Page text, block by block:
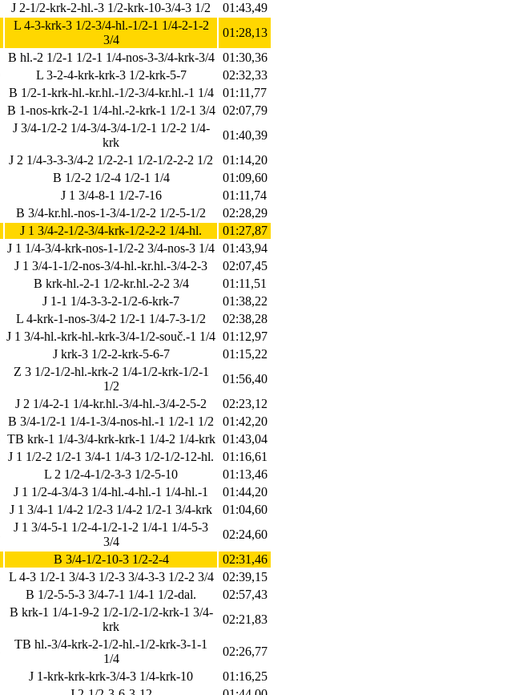
J 2-1/2-krk-2-hl.-3 1/2-krk-10-3/4-3 1/2
01:43,49
L 4-3-krk-3 1/2-3/4-hl.-1/2-1 1/4-2-1-2
3/4
01:28,13
B hl.-2 1/2-1 1/2-1 1/4-nos-3-3/4-krk-3/4
01:30,36
L 3-2-4-krk-krk-3 1/2-krk-5-7
02:32,33
B 1/2-1-krk-hl.-kr.hl.-1/2-3/4-kr.hl.-1 1/4
01:11,77
B 1-nos-krk-2-1 1/4-hl.-2-krk-1 1/2-1 3/4 02:07,79
J 3/4-1/2-2 1/4-3/4-3/4-1/2-1 1/2-2 1/4-
krk
01:40,39
J 2 1/4-3-3-3/4-2 1/2-2-1 1/2-1/2-2-2 1/2
01:14,20
B 1/2-2 1/2-4 1/2-1 1/4
01:09,60
J 1 3/4-8-1 1/2-7-16
01:11,74
B 3/4-kr.hl.-nos-1-3/4-1/2-2 1/2-5-1/2
02:28,29
J 1 3/4-2-1/2-3/4-krk-1/2-2-2 1/4-hl.
01:27,87
J 1 1/4-3/4-krk-nos-1-1/2-2 3/4-nos-3 1/4 01:43,94
J 1 3/4-1-1/2-nos-3/4-hl.-kr.hl.-3/4-2-3
02:07,45
B krk-hl.-2-1 1/2-kr.hl.-2-2 3/4
01:11,51
J 1-1 1/4-3-3-2-1/2-6-krk-7
01:38,22
L 4-krk-1-nos-3/4-2 1/2-1 1/4-7-3-1/2
02:38,28
J 1 3/4-hl.-krk-hl.-krk-3/4-1/2-souč.-1 1/4 01:12,97
J krk-3 1/2-2-krk-5-6-7
01:15,22
Z 3 1/2-1/2-hl.-krk-2 1/4-1/2-krk-1/2-1
1/2
01:56,40
J 2 1/4-2-1 1/4-kr.hl.-3/4-hl.-3/4-2-5-2
02:23,12
B 3/4-1/2-1 1/4-1-3/4-nos-hl.-1 1/2-1 1/2
01:42,20
TB krk-1 1/4-3/4-krk-krk-1 1/4-2 1/4-krk 01:43,04
J 1 1/2-2 1/2-1 3/4-1 1/4-3 1/2-1/2-12-hl.
01:16,61
L 2 1/2-4-1/2-3-3 1/2-5-10
01:13,46
J 1 1/2-4-3/4-3 1/4-hl.-4-hl.-1 1/4-hl.-1
01:44,20
J 1 3/4-1 1/4-2 1/2-3 1/4-2 1/2-1 3/4-krk
01:04,60
J 1 3/4-5-1 1/2-4-1/2-1-2 1/4-1 1/4-5-3
3/4
02:24,60
B 3/4-1/2-10-3 1/2-2-4
02:31,46
L 4-3 1/2-1 3/4-3 1/2-3 3/4-3-3 1/2-2 3/4
02:39,15
B 1/2-5-5-3 3/4-7-1 1/4-1 1/2-dal.
02:57,43
B krk-1 1/4-1-9-2 1/2-1/2-1/2-krk-1 3/4-
krk
02:21,83
TB hl.-3/4-krk-2-1/2-hl.-1/2-krk-3-1-1
1/4
02:26,77
J 1-krk-krk-krk-3/4-3 1/4-krk-10
01:16,25